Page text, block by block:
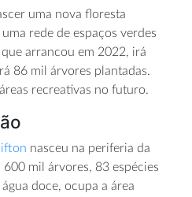
uma nova floresta
rede de espaços verdes
arrancou em 2022, irá
86 mil árvores plantadas.
recreativas no futuro.
nasceu na periferia da
mil árvores, 83 espécies
doce, ocupa a área